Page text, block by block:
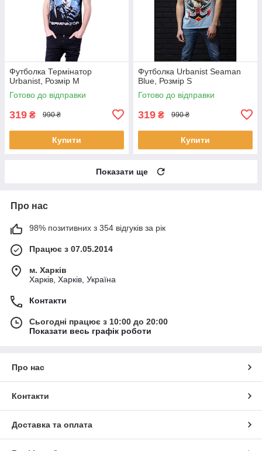
Футболка Термінатор
Urbanist, Розмір M
Готово до відправки
319 ₴ 990 ₴
Купити
Футболка Urbanist Seaman
Blue, Розмір S
Готово до відправки
319 ₴ 990 ₴
Купити
Показати ще
Про нас
98% позитивних з 354 відгуків за рік
Працює з 07.05.2014
м. Харків
Харків, Харків, Україна
Контакти
Сьогодні працює з 10:00 до 20:00
Показати весь графік роботи
Про нас
Контакти
Доставка та оплата